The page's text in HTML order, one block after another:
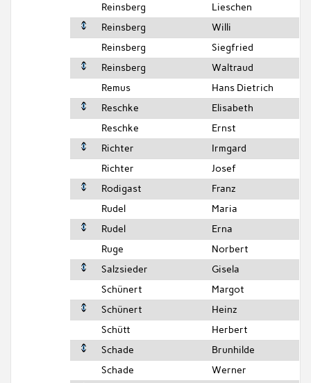
Reinsberg
Lieschen
Reinsberg
Willi
Reinsberg
Siegfried
Reinsberg
Waltraud
Remus
Hans Dietrich
Reschke
Elisabeth
Reschke
Ernst
Richter
Irmgard
Richter
Josef
Rodigast
Franz
Rudel
Maria
Rudel
Erna
Ruge
Norbert
Salzsieder
Gisela
Schünert
Margot
Schünert
Heinz
Schütt
Herbert
Schade
Brunhilde
Schade
Werner